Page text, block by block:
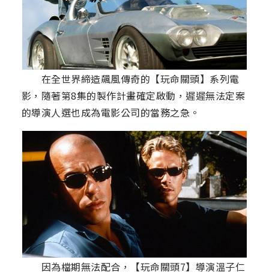
在全世界締造飆風傳奇的【玩命關頭】系列電
影，隨著第8集的製作計畫確定啟動，遲遲無法定案
的導演人選也成為電影公司的當務之急。
因為檔期無法配合，【玩命關頭7】導演溫子仁